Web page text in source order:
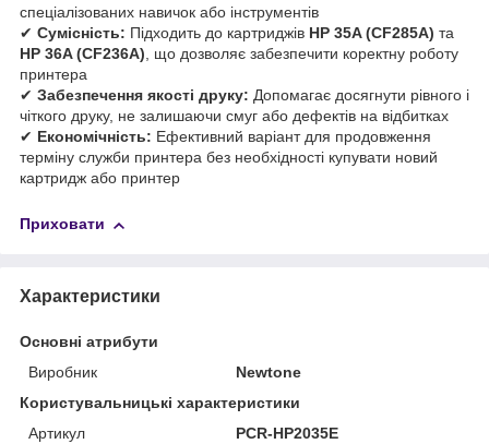
спеціалізованих навичок або інструментів
✔ Сумісність: Підходить до картриджів HP 35A (CF285A) та
HP 36A (CF236A), що дозволяє забезпечити коректну роботу
принтера
✔ Забезпечення якості друку: Допомагає досягнути рівного і
чіткого друку, не залишаючи смуг або дефектів на відбитках
✔ Економічність: Ефективний варіант для продовження
терміну служби принтера без необхідності купувати новий
картридж або принтер
Приховати
Характеристики
Основні атрибути
Виробник
Newtone
Користувальницькі характеристики
Артикул
PCR-HP2035E